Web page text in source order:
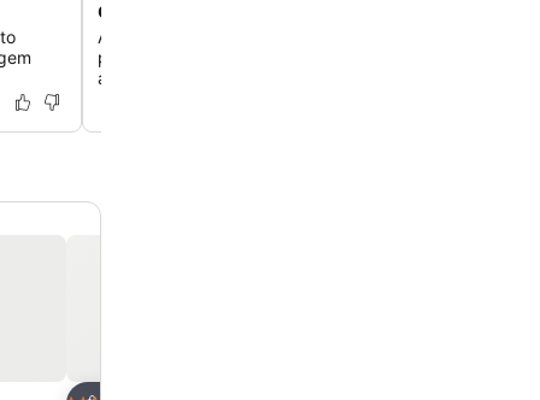
Quartos com varanda ou pátio privativo
Alguns quartos oferecem uma varanda ou pátio
proporcionando a você um espaço ao ar livre para
aproveitar o ambiente.